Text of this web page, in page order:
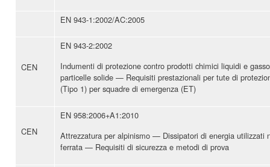
EN 943-1:2002/AC:2005
CEN
EN 943-2:2002
Indumenti di protezione contro prodotti chimici liquidi e
particelle solide — Requisiti prestazionali per tute di
(Tipo 1) per squadre di emergenza (ET)
CEN
EN 958:2006+A1:2010
Attrezzatura per alpinismo — Dissipatori di energia utilizzati
ferrata — Requisiti di sicurezza e metodi di prova